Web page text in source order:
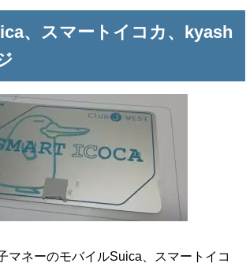
、スマートイコカ、kyash
マネーのモバイルSuica、スマートイコ